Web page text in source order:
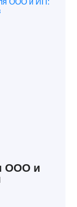
ООО и